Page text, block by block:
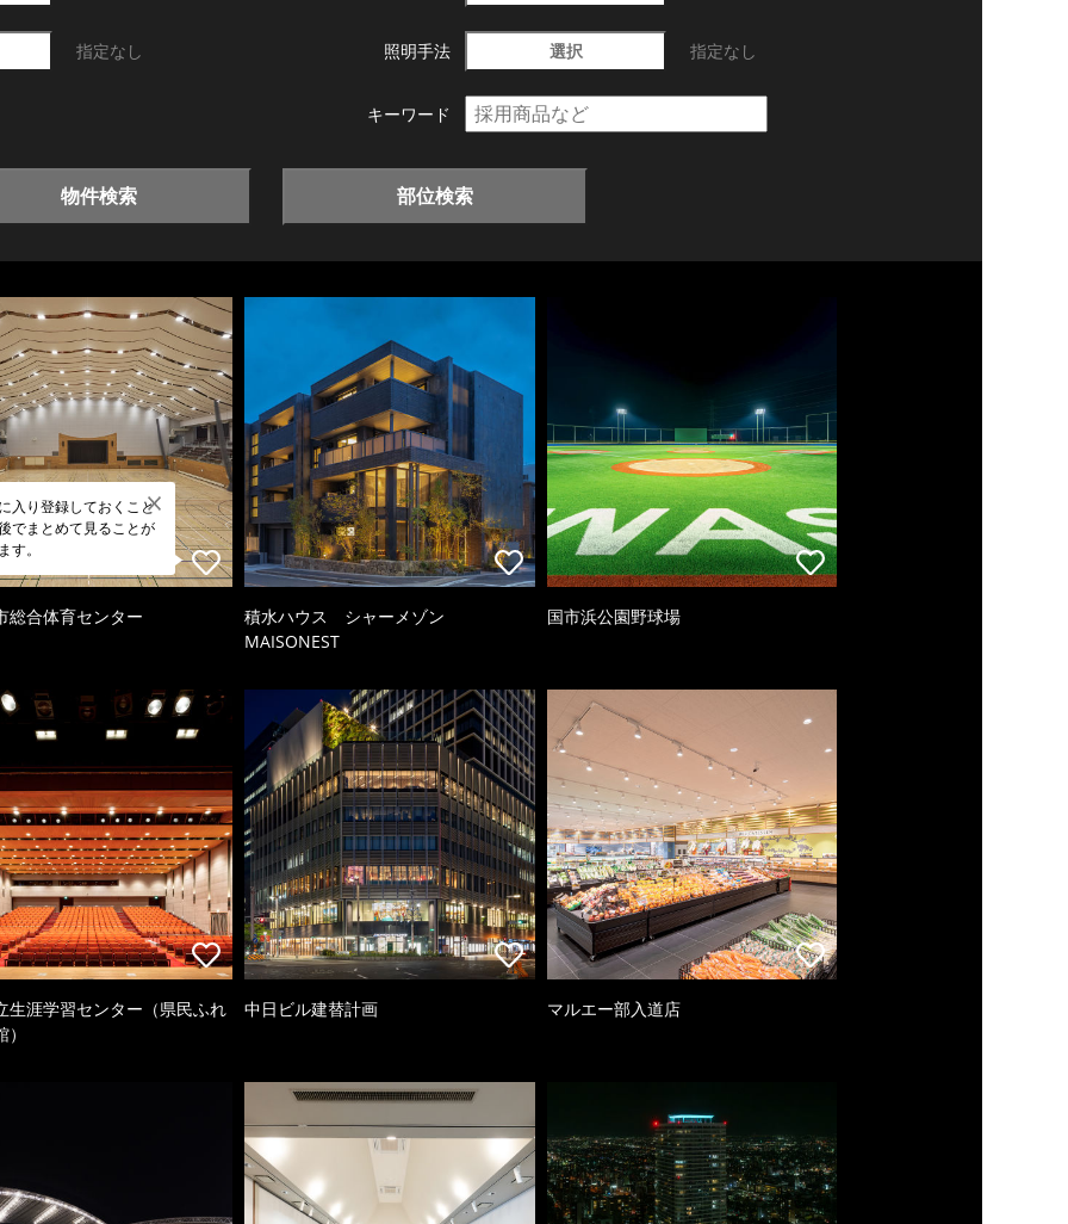
指定なし 照明手法 選択 指定なし
キーワード
物件検索 部位検索
入り登録しておくこと
でまとめて見ることが
す。
総合体育センター
積水ハウス シャーメゾン
MAISONEST
国市浜公園野球場
生涯学習センター（県民ふれ
中日ビル建替計画 マルエー部入道店